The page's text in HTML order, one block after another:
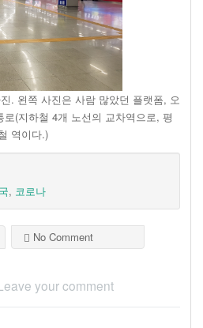
. 왼쪽 사진은 사람 많았던 플랫폼, 오
(지하철 4개 노선의 교차역으로, 평
역이다.)
, 코로나
No Comment
your comment